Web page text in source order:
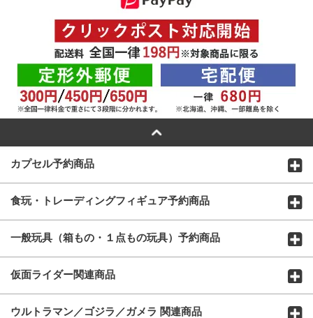
カプセル予約商品
食玩・トレーディングフィギュア予約商品
一般玩具（箱もの・１点もの玩具）予約商品
仮面ライダー関連商品
ウルトラマン／ゴジラ／ガメラ 関連商品